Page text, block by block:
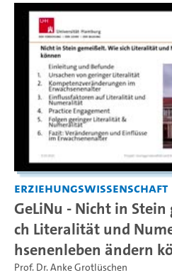
Erziehungswissenschaft
GeLiNu - Nicht in
ch Literalität und
hsenenleben ändern
Prof. Dr. Anke Grotlüschen